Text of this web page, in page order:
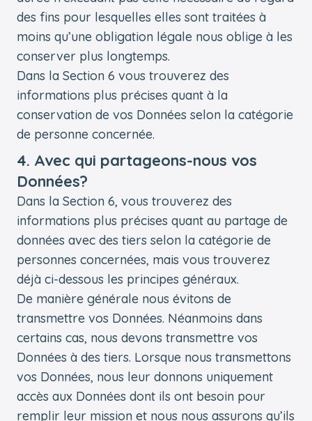
des fins pour lesquelles elles sont traitées à
moins qu’une obligation légale nous oblige à les
conserver plus longtemps.
Dans la Section 6 vous trouverez des
informations plus précises quant à la
conservation de vos Données selon la catégorie
de personne concernée.
4. Avec qui partageons-nous vos
Données?
Dans la Section 6, vous trouverez des
informations plus précises quant au partage de
données avec des tiers selon la catégorie de
personnes concernées, mais vous trouverez
déjà ci-dessous les principes généraux.
De manière générale nous évitons de
transmettre vos Données. Néanmoins dans
certains cas, nous devons transmettre vos
Données à des tiers. Lorsque nous transmettons
vos Données, nous leur donnons uniquement
accès aux Données dont ils ont besoin pour
remplir leur mission et nous nous assurons qu’ils